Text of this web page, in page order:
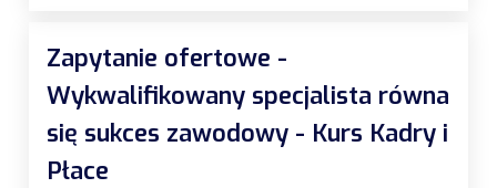
Zapytanie ofertowe -
Wykwalifikowany specjalista równa
się sukces zawodowy - Kurs Kadry i
Płace